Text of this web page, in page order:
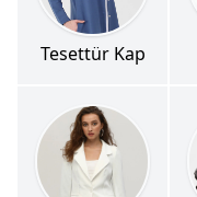
Tesettür Kap